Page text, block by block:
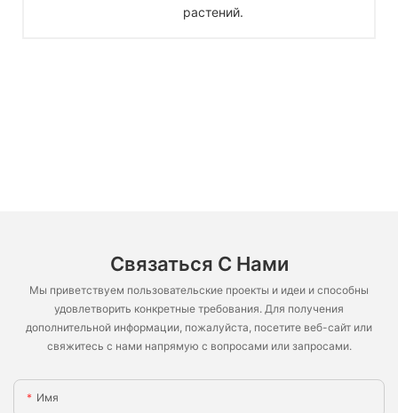
растений.
Связаться С Нами
Мы приветствуем пользовательские проекты и идеи и способны
удовлетворить конкретные требования. Для получения
дополнительной информации, пожалуйста, посетите веб-сайт или
свяжитесь с нами напрямую с вопросами или запросами.
Имя